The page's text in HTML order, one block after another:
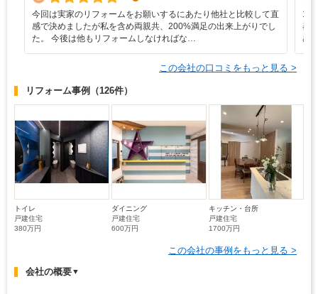
今回は実家のリフォームをお願いするにあたり他社と比較して直
感で決めましたが私を含め両親共、200%満足の出来上がりでし
た。 今後は他もリフォームしなければな…
1ヶ
器
感
この会社の口コミをもっと見る >
リフォーム事例 （126件）
トイレ
戸建住宅
380万円
ダイニング
戸建住宅
600万円
キッチン・台所
戸建住宅
1700万円
この会社の事例をもっと見る >
会社の概要▼